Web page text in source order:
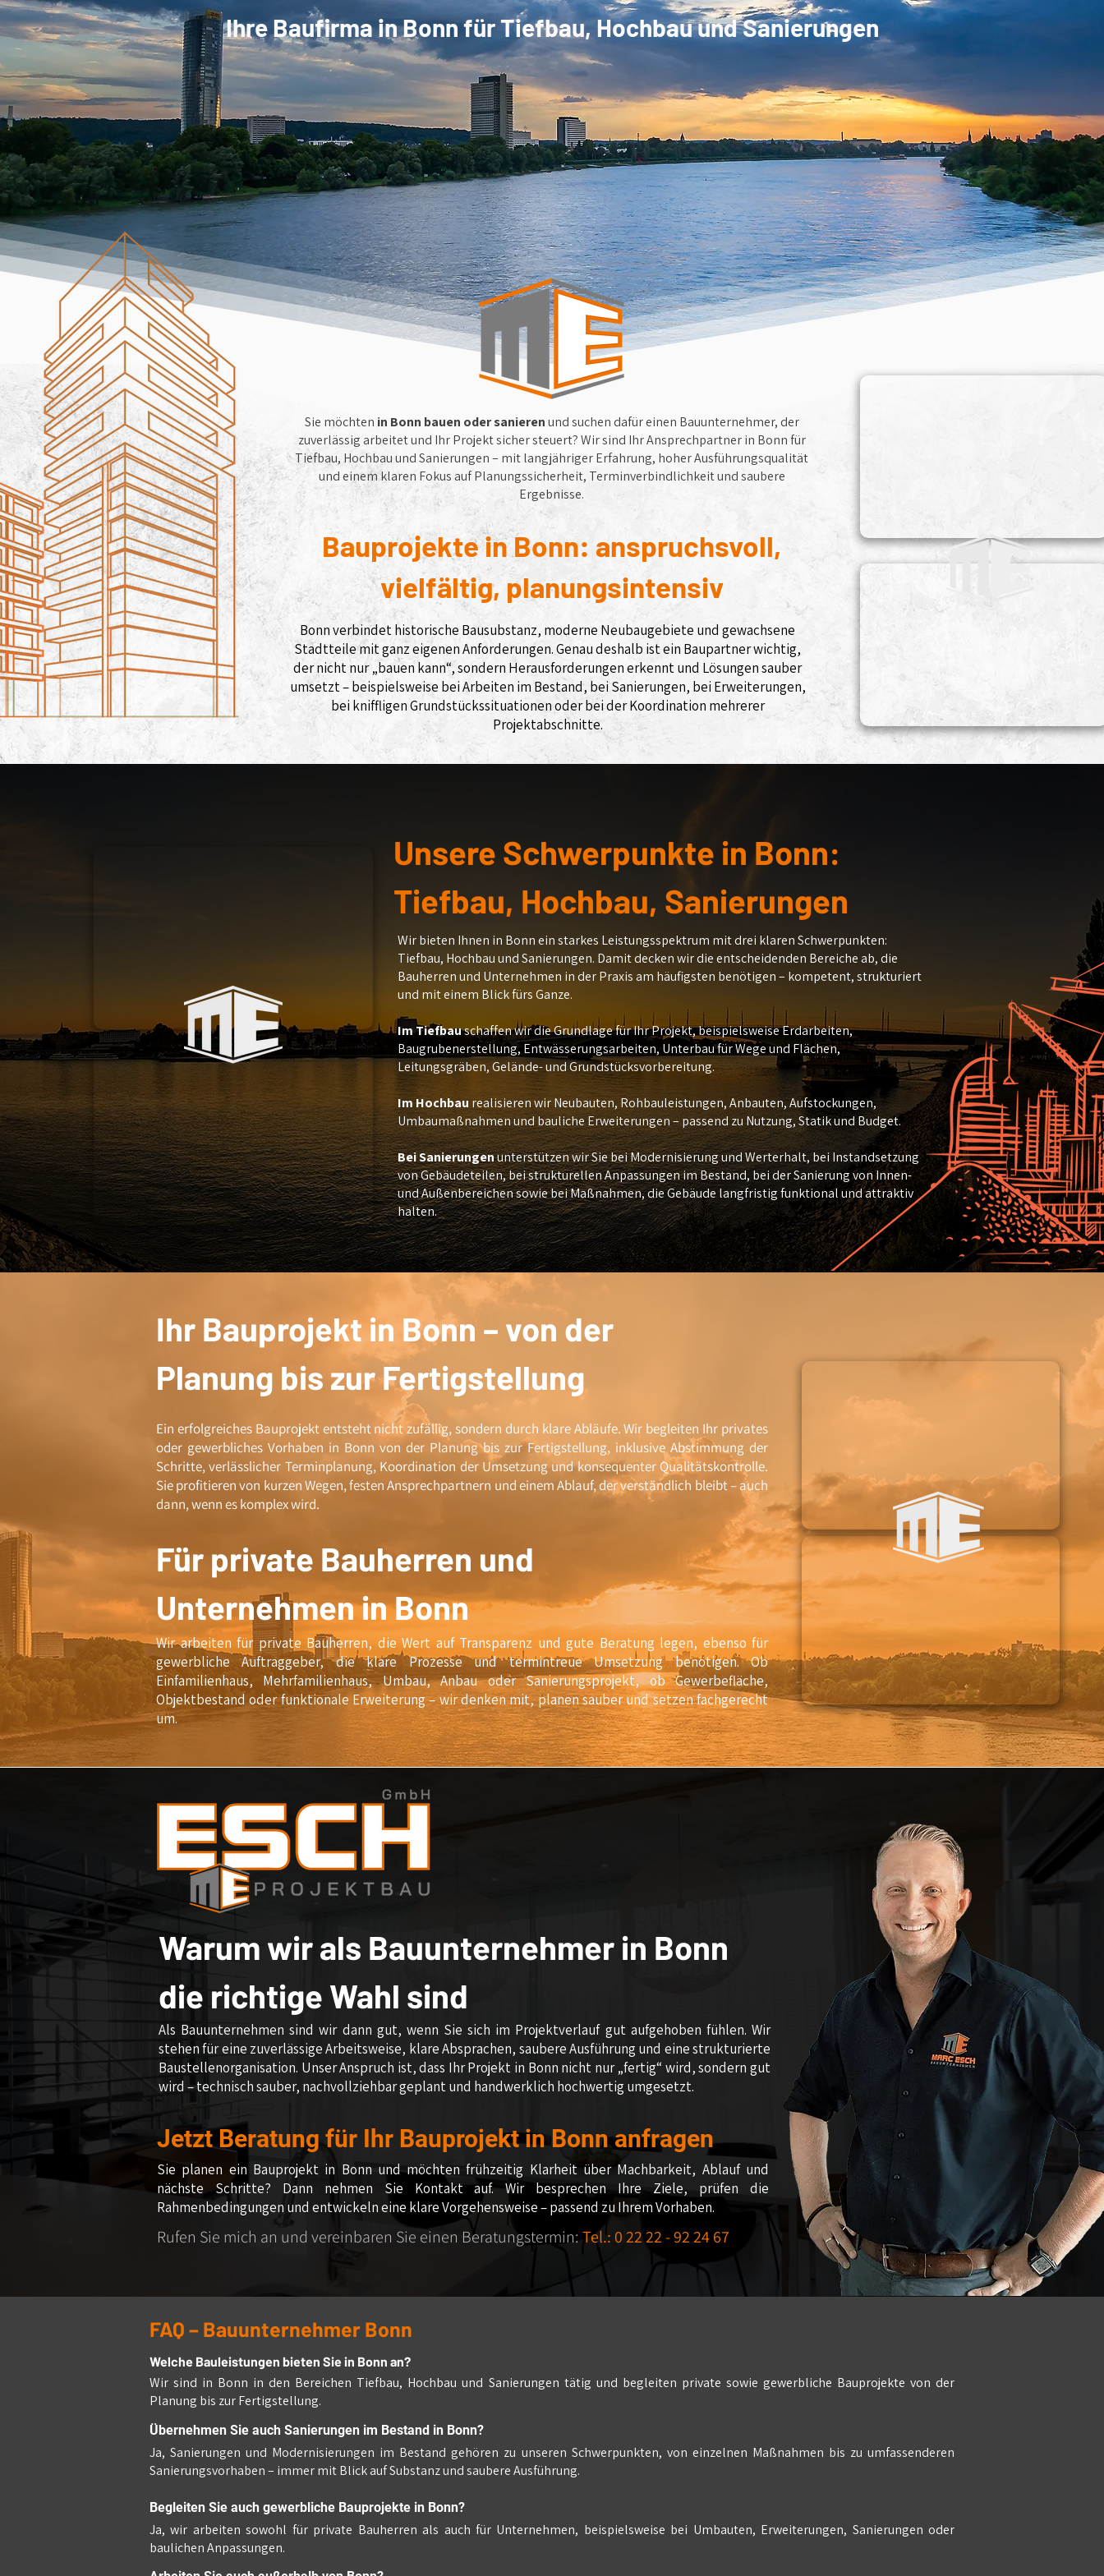
Sie möchten in Bonn bauen oder sanierenund suchen dafür einen Bauunternehmer, der
zuverlässig arbeitet und Ihr Projekt sicher steuert? Wir sind Ihr Ansprechpartner in Bonn für
Tiefbau, Hochbau und Sanierungen – mit langjähriger Erfahrung, hoher Ausführungsqualität
und einem klaren Fokus auf Planungssicherheit, Terminverbindlichkeit und saubere
Ergebnisse.
Bauprojekte in Bonn: anspruchsvoll,
vielfältig, planungsintensiv
Bonn verbindet historische Bausubstanz, moderne Neubaugebiete und gewachsene
Stadtteile mit ganz eigenen Anforderungen. Genau deshalb ist ein Baupartner wichtig,
der nicht nur „bauen kann“, sondern Herausforderungen erkennt und Lösungen sauber
umsetzt – beispielsweise bei Arbeiten im Bestand, bei Sanierungen, bei Erweiterungen,
bei kniffligen Grundstückssituationen oder bei der Koordination mehrerer
Projektabschnitte.
Ihre Baufirma in Bonn für Tiefbau, Hochbau und Sanierungen
Unsere Schwerpunkte in Bonn:
Tiefbau, Hochbau, Sanierungen
Wir bieten Ihnen in Bonn ein starkes Leistungsspektrum mit drei klaren Schwerpunkten:
Tiefbau, Hochbau und Sanierungen. Damit decken wir die entscheidenden Bereiche ab, die
Bauherren und Unternehmen in der Praxis am häufigsten benötigen – kompetent, strukturiert
und mit einem Blick fürs Ganze.
Im Tiefbauschaffen wir die Grundlage für Ihr Projekt, beispielsweise Erdarbeiten,
Baugrubenerstellung, Entwässerungsarbeiten, Unterbau für Wege und Flächen,
Leitungsgräben, Gelände- und Grundstücksvorbereitung.
Im Hochbau realisieren wir Neubauten, Rohbauleistungen, Anbauten, Aufstockungen,
Umbaumaßnahmen und bauliche Erweiterungen – passend zu Nutzung, Statik und Budget.
Bei Sanierungenunterstützen wir Sie bei Modernisierung und Werterhalt, bei Instandsetzung
von Gebäudeteilen, bei strukturellen Anpassungen im Bestand, bei der Sanierung von Innen-
und Außenbereichen sowie bei Maßnahmen, die Gebäude langfristig funktional und attraktiv
halten.
Ihr Bauprojekt in Bonn – von der
Planung bis zur Fertigstellung
Ein erfolgreiches Bauprojekt entsteht nicht zufällig, sondern durch klare Abläufe. Wir begleiten Ihr privates
oder gewerbliches Vorhaben in Bonn von der Planung bis zur Fertigstellung, inklusive Abstimmung der
Schritte, verlässlicher Terminplanung, Koordination der Umsetzung und konsequenter Qualitätskontrolle.
Sie profitieren von kurzen Wegen, festen Ansprechpartnern und einem Ablauf, der verständlich bleibt – auch
dann, wenn es komplex wird.
Für private Bauherren und
Unternehmen in Bonn
Wir arbeiten für private Bauherren, die Wert auf Transparenz und gute Beratung legen, ebenso für
gewerbliche Auftraggeber, die klare Prozesse und termintreue Umsetzung benötigen. Ob
Einfamilienhaus, Mehrfamilienhaus, Umbau, Anbau oder Sanierungsprojekt, ob Gewerbefläche,
Objektbestand oder funktionale Erweiterung – wir denken mit, planen sauber und setzen fachgerecht
um.
Warum wir als Bauunternehmer in Bonn
die richtige Wahl sind
Als Bauunternehmen sind wir dann gut, wenn Sie sich im Projektverlauf gut aufgehoben fühlen. Wir
stehen für eine zuverlässige Arbeitsweise, klare Absprachen, saubere Ausführung und eine strukturierte
Baustellenorganisation. Unser Anspruch ist, dass Ihr Projekt in Bonn nicht nur „fertig“ wird, sondern gut
wird – technisch sauber, nachvollziehbar geplant und handwerklich hochwertig umgesetzt.
Jetzt Beratung für Ihr Bauprojekt in Bonn anfragen
Sie planen ein Bauprojekt in Bonn und möchten frühzeitig Klarheit über Machbarkeit, Ablauf und
nächste Schritte? Dann nehmen Sie Kontakt auf. Wir besprechen Ihre Ziele, prüfen die
Rahmenbedingungen und entwickeln eine klare Vorgehensweise – passend zu Ihrem Vorhaben.
Rufen Sie mich an und vereinbaren Sie einen Beratungstermin:Tel.: 0 22 22 - 92 24 67
FAQ – Bauunternehmer Bonn
Welche Bauleistungen bieten Sie in Bonn an?
Wir sind in Bonn in den Bereichen Tiefbau, Hochbau und Sanierungen tätig und begleiten private sowie gewerbliche Bauprojekte von der
Planung bis zur Fertigstellung.
Übernehmen Sie auch Sanierungen im Bestand in Bonn?
Ja, Sanierungen und Modernisierungen im Bestand gehören zu unseren Schwerpunkten, von einzelnen Maßnahmen bis zu umfassenderen
Sanierungsvorhaben – immer mit Blick auf Substanz und saubere Ausführung.
Begleiten Sie auch gewerbliche Bauprojekte in Bonn?
Ja, wir arbeiten sowohl für private Bauherren als auch für Unternehmen, beispielsweise bei Umbauten, Erweiterungen, Sanierungen oder
baulichen Anpassungen.